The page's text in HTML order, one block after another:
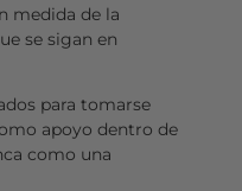
medida de la
se sigan en
para tomarse
apoyo dentro de
como una